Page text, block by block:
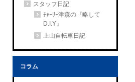
スタッフ日記
ﾁｬｰﾘｰ津森の『略して
D.I.Y』
上山自転車日記
コラム